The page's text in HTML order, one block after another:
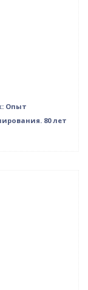
Опыт
80 лет